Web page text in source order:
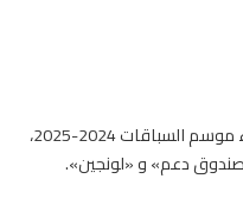
يستعد نادي قطر للسباق والفروسية لبدء موسم السباقات 2024-2025،
دعم» و «لونجين».